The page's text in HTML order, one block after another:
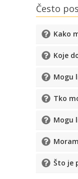
Često
Kako
Koje
Mogu
Tko
Mogu
Što je